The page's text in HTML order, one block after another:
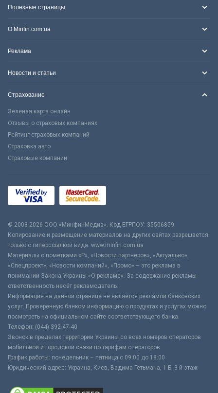
Полезные страницы
О Minfin.com.ua
Реклама
Новости и статьи
Страхование
Зеленая карта онлайн
Отзывы о страховых компаниях
Рейтинг страховых компаний
Страховка авто
Страховые компании
© 2008-2026 ООО «МинфинМедиа». Код ЕГРПОУ: 35506859
Копирование и размещение материалов на других сайтах разрешается
только с гиперссылкой вида: www.minfin.com.ua
Материалы с пометками «Р», «Новости партнёров», «Актуально»,
«Спецпроект», «Новости компаний», «Промо» – это реклама в
понимании Закона Украины «О рекламе». За содержание рекламы
ответственность несёт рекламодатель.
Информация на данной странице не является рекламой банковских
услуг. Проверенную банком информацию о продуктах и услугах можно
посмотреть на официальном сайте соответствующего банка.
Телефон: (044) 392-47-40
Звонок в пределах территории Украины со всех номеров операторов
мобильной и городской связи по тарифам операторов
График работы: понедельник – пятница с 09:00 до 18:00
Юридический адрес: Украина, Киев, Вадима Гетьмана, 1-Б, 3-й этаж